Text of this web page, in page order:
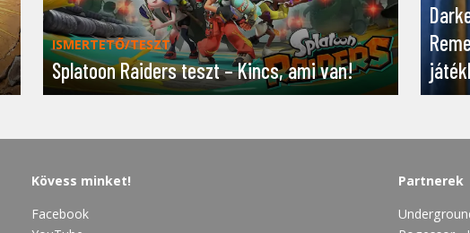
ISMERTETŐ/TESZT
Splatoon Raiders teszt – Kincs, ami van!
Kövess minket!
Facebook
Partnerek